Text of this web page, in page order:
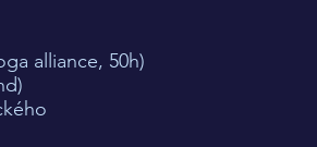
alliance, 50h)